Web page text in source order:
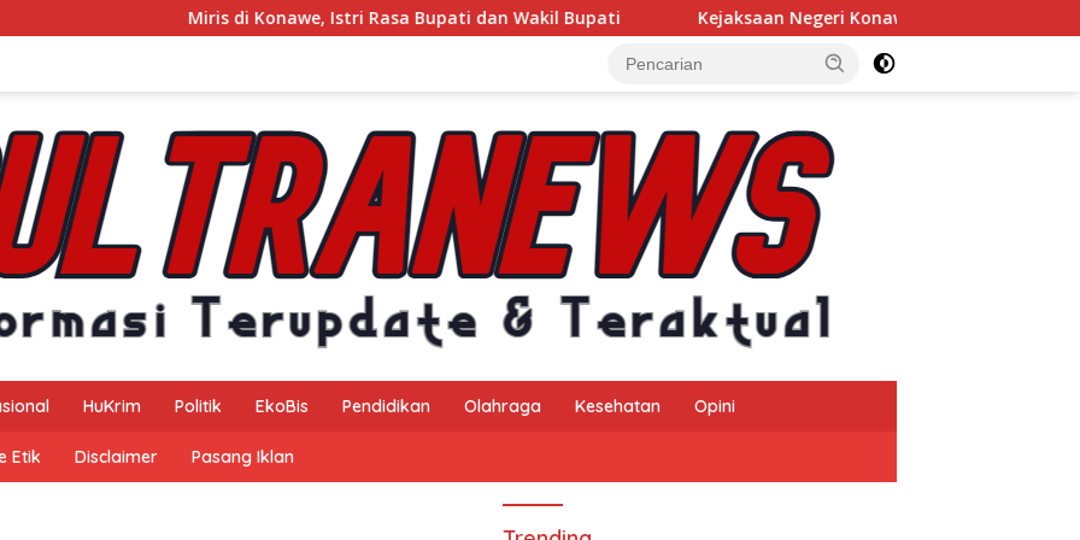
Miris di Konawe, Istri Rasa Bupati dan Wakil Bupati Kejaksaan Negeri Konawe Usut Dugaan Korupsi
HuKrim Politik EkoBis Pendidikan Olahraga Kesehatan Opini
Etik Disclaimer Pasang Iklan